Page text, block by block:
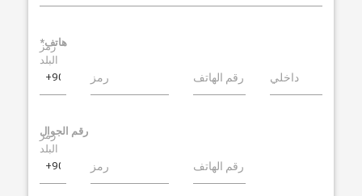
*هاتف
رمز
البلد
رمز رقم الهاتف داخلي
رقم الجوال
رمز
البلد
رمز رقم الهاتف